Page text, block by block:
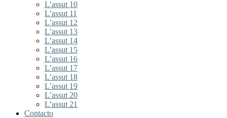
L’assut 10
L’assut 11
L’assut 12
L’assut 13
L’assut 14
L’assut 15
L’assut 16
L’assut 17
L’assut 18
L’assut 19
L’assut 20
L’assut 21
Contacto